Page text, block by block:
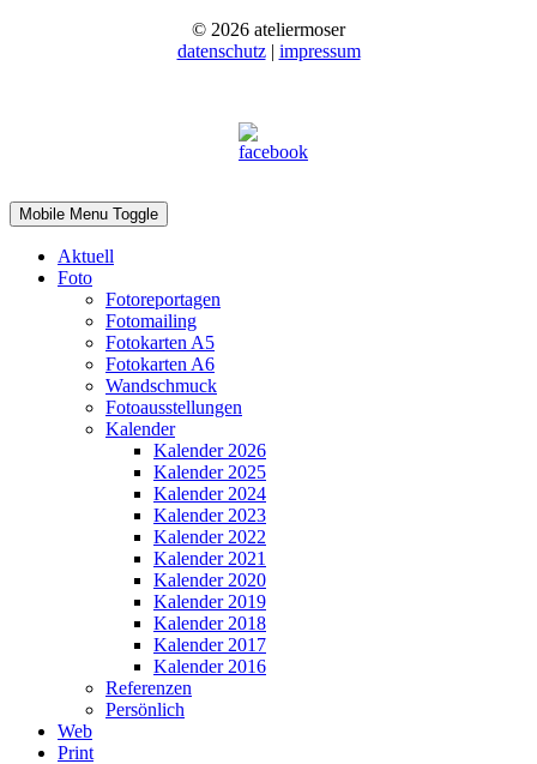
© 2026 ateliermoser
datenschutz| impressum
Mobile Menu Toggle
Aktuell
Foto
Fotoreportagen
Fotomailing
Fotokarten A5
Fotokarten A6
Wandschmuck
Fotoausstellungen
Kalender
Kalender 2026
Kalender 2025
Kalender 2024
Kalender 2023
Kalender 2022
Kalender 2021
Kalender 2020
Kalender 2019
Kalender 2018
Kalender 2017
Kalender 2016
Referenzen
Persönlich
Web
Print